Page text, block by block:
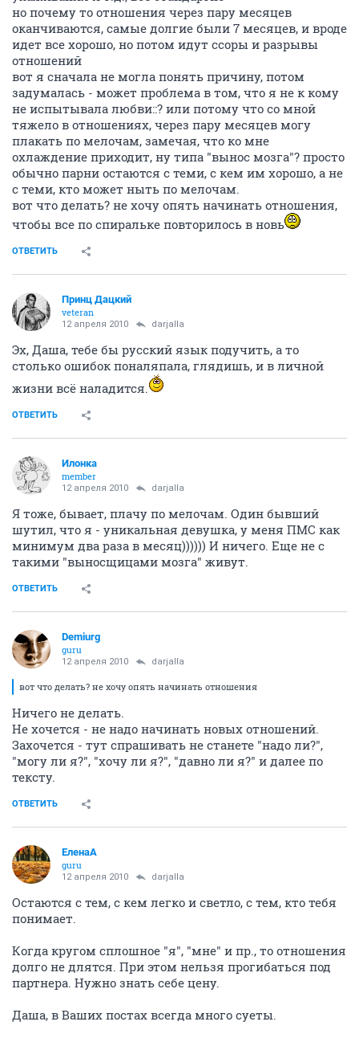
но почему то отношения через пару месяцев
оканчиваются, самые долгие были 7 месяцев, и вроде
идет все хорошо, но потом идут ссоры и разрывы
отношений
вот я сначала не могла понять причину, потом
задумалась - может проблема в том, что я не к кому
не испытывала любви::? или потому что со мной
тяжело в отношениях, через пару месяцев могу
плакать по мелочам, замечая, что ко мне
охлаждение приходит, ну типа "вынос мозга"? просто
обычно парни остаются с теми, с кем им хорошо, а не
с теми, кто может ныть по мелочам.
вот что делать? не хочу опять начинать отношения,
чтобы все по спиральке повторилось в новь
ОТВЕТИТЬ
Принц Дацкий
veteran
12 апреля 2010 darjalla
Эх, Даша, тебе бы русский язык подучить, а то
столько ошибок поналяпала, глядишь, и в личной
жизни всё наладится.
ОТВЕТИТЬ
Илонка
member
12 апреля 2010 darjalla
Я тоже, бывает, плачу по мелочам. Один бывший
шутил, что я - уникальная девушка, у меня ПМС как
минимум два раза в месяц)))))) И ничего. Еще не с
такими "выносщицами мозга" живут.
ОТВЕТИТЬ
Demiurg
guru
12 апреля 2010 darjalla
вот что делать? не хочу опять начинать отношения
Ничего не делать.
Не хочется - не надо начинать новых отношений.
Захочется - тут спрашивать не станете "надо ли?",
"могу ли я?", "хочу ли я?", "давно ли я?" и далее по
тексту.
ОТВЕТИТЬ
ЕленаА
guru
12 апреля 2010 darjalla
Остаются с тем, с кем легко и светло, с тем, кто тебя
понимает.
Когда кругом сплошное "я", "мне" и пр., то отношения
долго не длятся. При этом нельзя прогибаться под
партнера. Нужно знать себе цену.
Даша, в Ваших постах всегда много суеты.